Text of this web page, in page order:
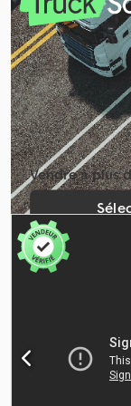
mécanique,
suspension:autre,
mm, largeur totale:
de l'espace de
chargement:
2 110
mm, Année de
climatisation,
de vitesse,
électrique,
Options et
chauffants - Lampe
Manuel - Radio/
Configuration : 4x2,
charge (PTAC) : 3
régulateur de
rétroviseurs
halogène,
carburant : diesel,
Vendre à plus